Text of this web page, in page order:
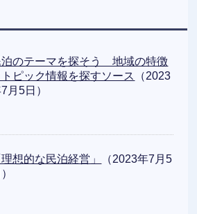
泊のテーマを探そう 地域の特徴
トピック情報を探すソース
（2023
月5日）
理想的な民泊経営」
（2023年7月5